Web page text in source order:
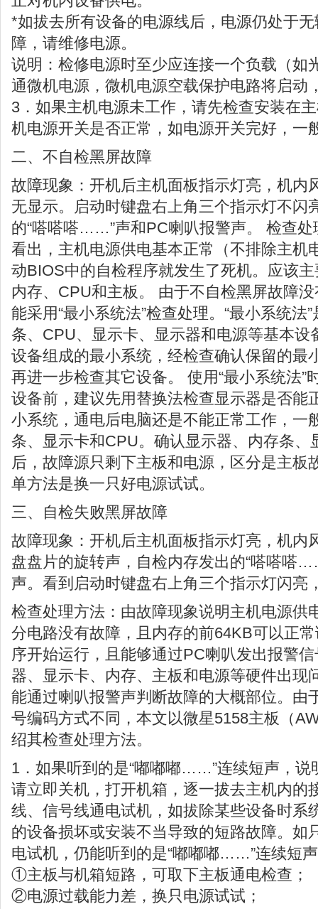
*如拔去所有设备的电源线后，电源仍处于
障，请维修电源。
说明：检修电源时至少应连接一个负载（如
通微机电源，微机电源空载保护电路将启动
3．如果主机电源未工作，请先检查安装在
机电源开关是否正常，如电源开关完好，一
二、不自检黑屏故障
故障现象：开机后主机面板指示灯亮，机内
无显示。启动时键盘右上角三个指示灯不闪
的“嗒嗒嗒……”声和PC喇叭报警声。 检查
看出，主机电源供电基本正常（不排除主机
动BIOS中的自检程序就发生了死机。应该
内存、CPU和主板。 由于不自检黑屏故障
能采用“最小系统法”检查处理。“最小系统法
条、CPU、显示卡、显示器和电源等基本设
设备组成的最小系统，经检查确认保留的最
再进一步检查其它设备。 使用“最小系统法”
设备前，建议先用替换法检查显示器是否能
小系统，通电后电脑还是不能正常工作，一
条、显示卡和CPU。确认显示器、内存条、
后，故障源只剩下主板和电源，区分是主板
单方法是换一只好电源试试。
三、自检失败黑屏故障
故障现象：开机后主机面板指示灯亮，机内
盘盘片的旋转声，自检内存发出的“嗒嗒嗒
声。看到启动时键盘右上角三个指示灯闪亮
检查处理方法：由故障现象说明主机电源供
分电路没有故障，且内存的前64KB可以正
序开始运行，且能够通过PC喇叭发出报警
器、显示卡、内存、主板和电源等硬件出现
能通过喇叭报警声判断故障的大概部位。由
号编码方式不同，本文以微星5158主板（
绍其检查处理方法。
1．如果听到的是“嘟嘟嘟……”连续短声，说
请立即关机，打开机箱，逐一拔去主机内的
线、信号线通电试机，如拔除某些设备时系
的设备损坏或安装不当导致的短路故障。如
电试机，仍能听到的是“嘟嘟嘟……”连续短
①主板与机箱短路，可取下主板通电检查；
②电源过载能力差，换只电源试试；